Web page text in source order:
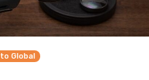
Global